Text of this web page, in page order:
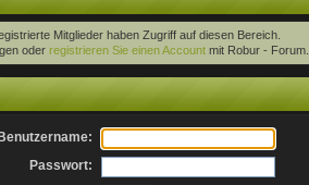
Mitglieder haben Zugriff auf diesen Bereich.
oder registrieren Sie einen Accountmit Robur - Forum.
Passwort: